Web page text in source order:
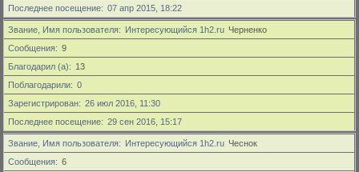
Последнее посещение
07 апр 2015, 18:22
Звание, Имя пользователя Интересующийся 1h2.ru Черненко
Сообщения
9
Благодарил (а)
13
Поблагодарили
0
Зарегистрирован
26 июл 2016, 11:30
Последнее посещение
29 сен 2016, 15:17
Звание, Имя пользователя Интересующийся 1h2.ru Чеснок
Сообщения
6